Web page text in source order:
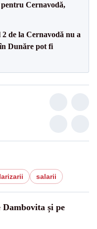
Cernavodă,
de la Cernavodă nu a
Dunăre pot fi
salarii
și pe